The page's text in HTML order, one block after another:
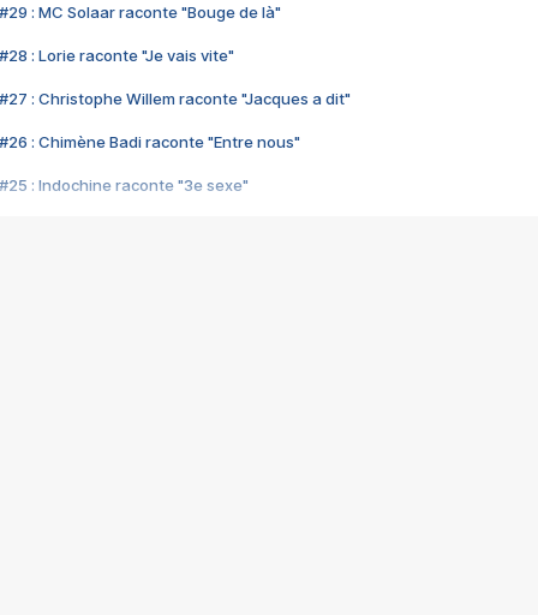
#29 : MC Solaar raconte "Bouge de là"
#28 : Lorie raconte "Je vais vite"
#27 : Christophe Willem raconte "Jacques a dit"
#26 : Chimène Badi raconte "Entre nous"
#25 : Indochine raconte "3e sexe"